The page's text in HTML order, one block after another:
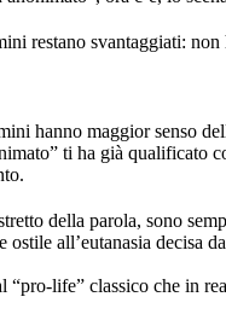
restano svantaggiati:
hanno maggior senso
ti ha già qualificato
della parola, sono
ostile all’eutanasia decisa
life” classico che in